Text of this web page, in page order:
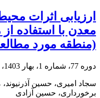
ارزیابی اثرات
معدن با استفاده از
(منطقه مورد
دوره 77، شماره 1، بهار 1403، صفحه
سجاد امیری، حسین
برخورداری، حسین آزادی